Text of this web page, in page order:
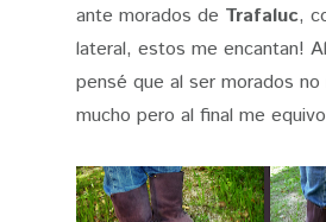
ante morados de Trafaluc,
lateral, estos me encantan!
pensé que al ser morados
mucho pero al final me